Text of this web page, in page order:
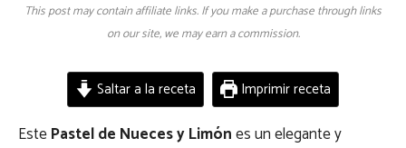
This post may contain affiliate links. If you make a purchase through links
on our site, we may earn a commission.
Saltar a la receta Imprimir receta
EstePastel de Nueces y Limónes un elegante y